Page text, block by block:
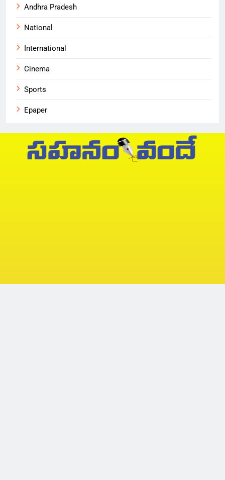
Andhra Pradesh
National
International
Cinema
Sports
Epaper